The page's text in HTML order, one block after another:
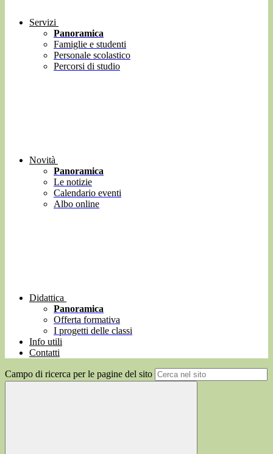
Servizi
Panoramica
Famiglie e studenti
Personale scolastico
Percorsi di studio
Novità
Panoramica
Le notizie
Calendario eventi
Albo online
Didattica
Panoramica
Offerta formativa
I progetti delle classi
Info utili
Contatti
Campo di ricerca per le pagine del sito